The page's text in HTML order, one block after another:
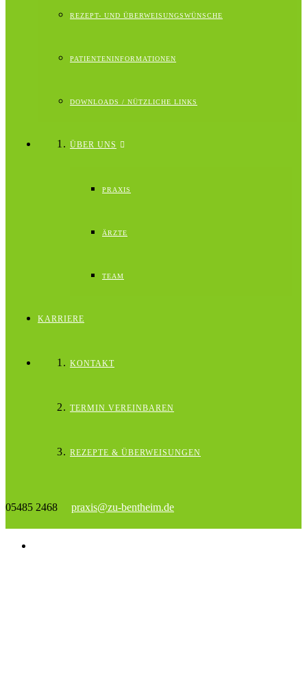
REZEPT- UND ÜBERWEISUNGSWÜNSCHE
PATIENTENINFORMATIONEN
DOWNLOADS / NÜTZLICHE LINKS
ÜBER UNS
PRAXIS
ÄRZTE
TEAM
KARRIERE
KONTAKT
TERMIN VEREINBAREN
REZEPTE & ÜBERWEISUNGEN
05485 2468 praxis@zu-bentheim.de